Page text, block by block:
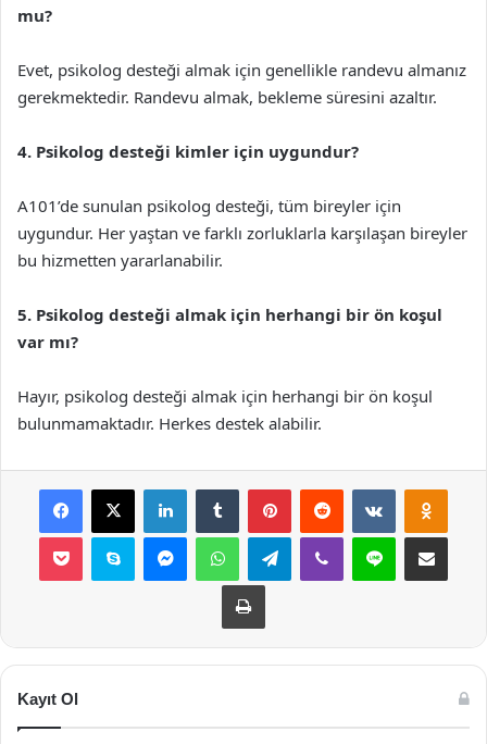
mu?
Evet, psikolog desteği almak için genellikle randevu almanız
gerekmektedir. Randevu almak, bekleme süresini azaltır.
4. Psikolog desteği kimler için uygundur?
A101’de sunulan psikolog desteği, tüm bireyler için
uygundur. Her yaştan ve farklı zorluklarla karşılaşan bireyler
bu hizmetten yararlanabilir.
5. Psikolog desteği almak için herhangi bir ön koşul
var mı?
Hayır, psikolog desteği almak için herhangi bir ön koşul
bulunmamaktadır. Herkes destek alabilir.
Facebook
X LinkedInTumblr PinterestReddit VKontakte
Pocket Skype MessengerWhatsAppTelegramViber Line E-Posta ile
Yazdır
Kayıt Ol